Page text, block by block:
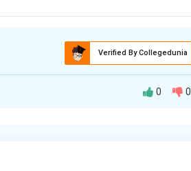
Verified By Collegedunia
0 0